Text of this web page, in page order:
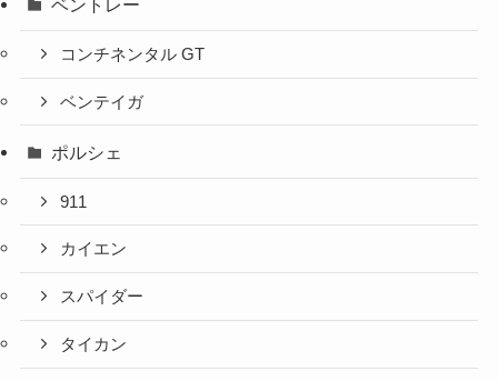
ベントレー
コンチネンタル GT
ベンテイガ
ポルシェ
911
カイエン
スパイダー
タイカン